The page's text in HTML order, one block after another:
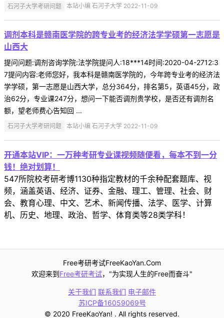
石河子大学考研问题 本站小编 石河子大学 2022-11-09
调剂本科是赣南医学院的跨专业考的经济法学学硕第一志愿是
山西大
提问问题:调剂咨询学院:法学院提问人:18***14时间:2020-04-2712:3
7提问内容:老师您好，我本科是赣南医学院的，今年跨专业考的经济法
学学硕，第一志愿是山西大学，总分364分，排名第5，英语45分，政
治62分，专业课247分，想问一下能否调剂贵学校，是否还有调剂名
额，望老师费心告知回 ...
石河子大学考研问题 本站小编 石河子大学 2022-11-09
开通本站VIP：一万种考研专业课视频随便看，每本不到一分
钱！绝对划算！
547所院校考研考博1130种指定教材的千余种配套题库、视
频，涵盖英语、经济、证券、金融、理工、管理、社会、财
会、教育心理、中文、艺术、新闻传播、法学、医学、计算
机、历史、地理、政治、哲学、体育类等28类学科！
Free考研考试FreeKaoYan.Com
欢迎来到Free考研考试，"为实现人生的Free而奋斗"
关于我们 联系我们 电子邮件
苏ICP备16059069号
© 2020 FreeKaoYan! . All rights reserved.